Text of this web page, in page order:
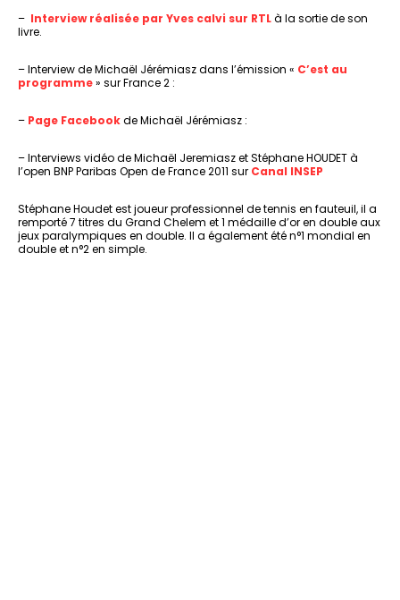
– Interview réalisée par Yves calvi sur RTLà la sortie de son
livre.
– Interview de Michaël Jérémiasz dans l’émission « C’est au
programme» sur France 2 :
– Page Facebookde Michaël Jérémiasz :
– Interviews vidéo de Michaël Jeremiasz et Stéphane HOUDET à
l’open BNP Paribas Open de France 2011 sur Canal INSEP
Stéphane Houdet est joueur professionnel de tennis en fauteuil, il a
remporté 7 titres du Grand Chelem et 1 médaille d’or en double aux
jeux paralympiques en double. Il a également été n°1 mondial en
double et n°2 en simple.